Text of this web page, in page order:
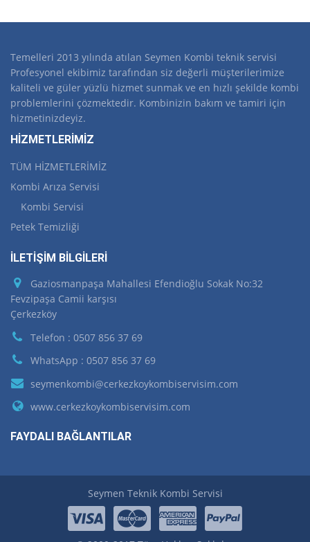
Temelleri 2013 yılında atılan Seymen Kombi teknik servisi
Profesyonel ekibimiz tarafından siz değerli müşterilerimize
kaliteli ve güler yüzlü hizmet sunmak ve en hızlı şekilde kombi
problemlerini çözmektedir. Kombinizin bakım ve tamiri için
hizmetinizdeyiz.
HİZMETLERİMİZ
TÜM HİZMETLERİMİZ
Kombi Arıza Servisi
Kombi Servisi
Petek Temizliği
İLETİŞİM BİLGİLERİ
Gaziosmanpaşa Mahallesi Efendioğlu Sokak No:32
Fevzipaşa Camii karşısı
Çerkezköy
Telefon : 0507 856 37 69
WhatsApp : 0507 856 37 69
seymenkombi@cerkezkoykombiservisim.com
www.cerkezkoykombiservisim.com
FAYDALI BAĞLANTILAR
Seymen Teknik Kombi Servisi